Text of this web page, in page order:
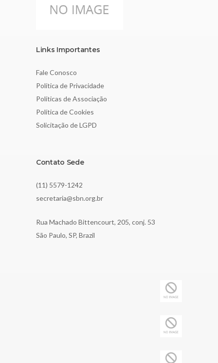
Links Importantes
Fale Conosco
Política de Privacidade
Políticas de Associação
Política de Cookies
Solicitação de LGPD
Contato Sede
(11) 5579-1242
secretaria@sbn.org.br
Rua Machado Bittencourt, 205, conj. 53
São Paulo, SP, Brazil